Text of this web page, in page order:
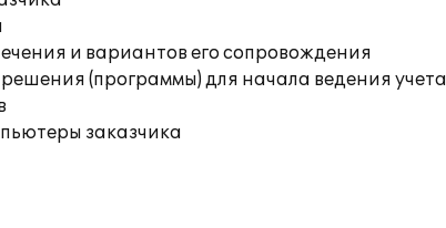
и вариантов его сопровождения
(программы) для начала ведения учета
заказчика